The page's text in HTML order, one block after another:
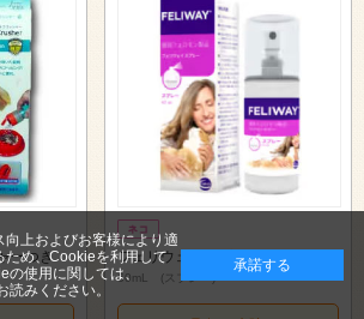
ーつき フェリウェイスプレー
60mL (スプレー)
上およびお客様により適
ため、Cookieを利用して
の使用に関しては、
読みください。
承諾する